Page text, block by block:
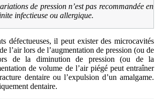
de pression n’est pas recommandée en
infectieuse ou allergique.
défectueuses, il peut exister des microcavités
l’air lors de l’augmentation de pression (ou de
de la diminution de pression (ou de la
de volume de l’air piégé peut entraîner
dentaire ou l’expulsion d’un amalgame.
dentaire.